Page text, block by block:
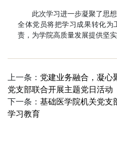
此次学习进一步凝聚了思
全体党员将把学习成果转化
责，为学院高质量发展提供坚实
上一条： 党建业务融合，凝
党支部联合开展主题党日活动
下一条： 基础医学院机关党支
学习教育